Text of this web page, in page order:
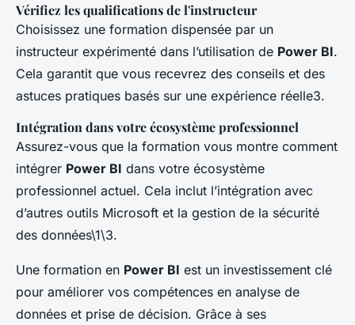
Vérifiez les qualifications de l'instructeur
Choisissez une formation dispensée par un
instructeur expérimenté dans l’utilisation de Power BI.
Cela garantit que vous recevrez des conseils et des
astuces pratiques basés sur une expérience réelle3.
Intégration dans votre écosystème professionnel
Assurez-vous que la formation vous montre comment
intégrer Power BI dans votre écosystème
professionnel actuel. Cela inclut l’intégration avec
d’autres outils Microsoft et la gestion de la sécurité
des données\1\3.
Une formation en Power BI est un investissement clé
pour améliorer vos compétences en analyse de
données et prise de décision. Grâce à ses